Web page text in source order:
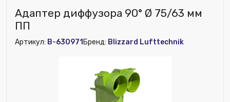
Наличие рекуператора:
Номенклатура:
Хомут монтажный термозащитный Ø
Адаптер диффузора 90° Ø 75/63 мм
ПП
Артикул: B-630971 Бренд: Blizzard Lufttechnik